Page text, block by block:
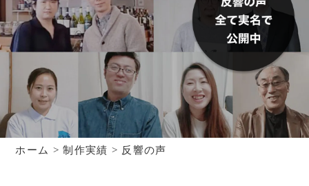
ホーム >制作実績 > 反響の声